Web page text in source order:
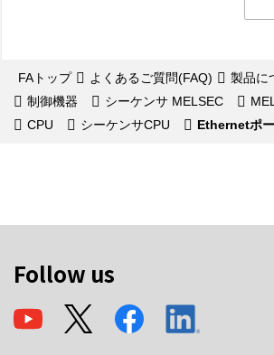
FAトップ よくあるご質問(FAQ)
製品に
制御機器
シーケンサ MELSEC
CPU
シーケンサCPU Ethernetポ
Follow us